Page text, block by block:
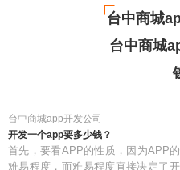
台中商城
台中商城
台中商城app开发公司
开发一个app要多少钱？
首先，要看APP的性质，因为APP
难易程度，而难易程度直接决定了